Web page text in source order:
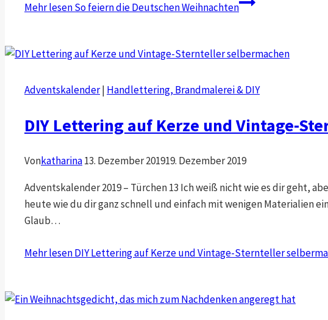
Mehr lesenSo feiern die Deutschen Weihnachten
Adventskalender| Handlettering, Brandmalerei & DIY
DIY Lettering auf Kerze und Vintage-
Vonkatharina13. Dezember 201919. Dezember 2019
Adventskalender 2019 – Türchen 13 Ich weiß nicht wie es dir geht,
heute wie du dir ganz schnell und einfach mit wenigen Materialien
Glaub…
Mehr lesenDIY Lettering auf Kerze und Vintage-Sternteller